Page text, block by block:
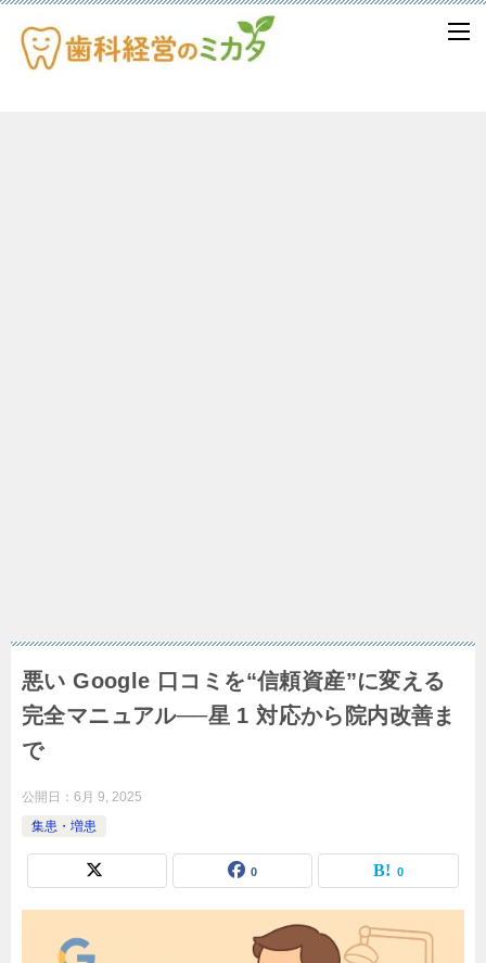
悪い Google 口コミを“信頼資産”に変える
完全マニュアル──星 1 対応から院内改善ま
で
公開日： 6月 9, 2025
集患・増患
0 0